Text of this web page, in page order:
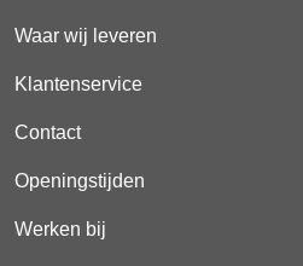
Waar wij leveren
Klantenservice
Contact
Openingstijden
Werken bij